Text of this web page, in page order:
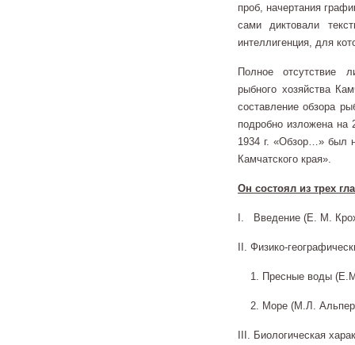
проб, начертания
сами диктовали
интеллигенция, для
Полное отсутствие
рыбного хозяйства
составление обзора
подробно изложена на
1934 г. «Обзор…» был
Камчатского края».
Он состоял из трех
I. Введение (Е. М.
II. Физико-
1. Пресные воды
2. Море (М.Л.
III. Биологическая